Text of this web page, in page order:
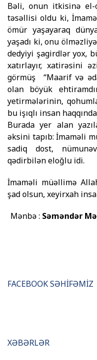
Bəli, onun itkisinə el-
təsəllisi oldu ki,
ömür yaşayaraq
yaşadı ki, onu
dedyiyi şagirdlər yox,
xatırlayır, xatirəsini
görmüş “Maarif və
olan böyük
yetirmələrinin,
bu işıqlı insan
Burada yer alan
əksini tapıb: İmaməli
sadiq dost,
qədirbilən eloğlu idi.
İmaməli müəllimə
şad olsun, xeyirxah
Mənbə : Səməndər
FACEBOOK SƏHİFƏMİZ
XƏBƏRLƏR